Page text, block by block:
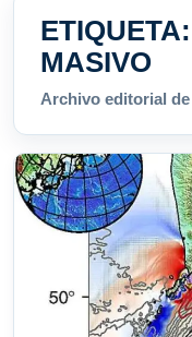
ETIQUETA:
MASIVO
Archivo editorial